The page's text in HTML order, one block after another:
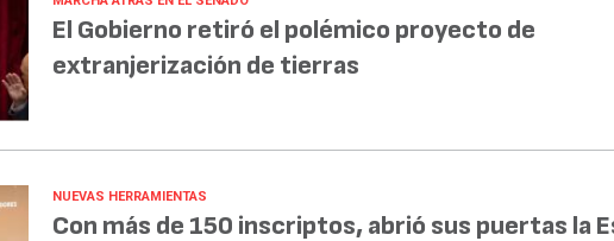
El Gobierno retiró el polémico proyecto de
extranjerización de tierras
NUEVAS HERRAMIENTAS
Con más de 150 inscriptos, abrió sus puertas la